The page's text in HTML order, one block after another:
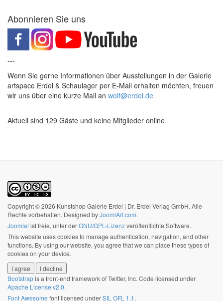
Abonnieren Sie uns
---
Wenn Sie gerne Informationen über Ausstellungen in der Galerie
artspace Erdel & Schaulager per E-Mail erhalten möchten, freuen
wir uns über eine kurze Mail an wolf@erdel.de
Aktuell sind 129 Gäste und keine Mitglieder online
Copyright © 2026 Kunstshop Galerie Erdel | Dr. Erdel Verlag GmbH. Alle
Rechte vorbehalten. Designed byJoomlArt.com.
Joomla!ist freie, unter derGNU/GPL-Lizenzveröffentlichte Software.
This website uses cookies to manage authentication, navigation, and other
functions. By using our website, you agree that we can place these types of
cookies on your device.
I agree
I decline
Bootstrapis a front-end framework of Twitter, Inc. Code licensed under
Apache License v2.0.
Font Awesome font licensed underSIL OFL 1.1.